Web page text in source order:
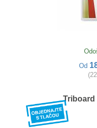
Od
Triboard